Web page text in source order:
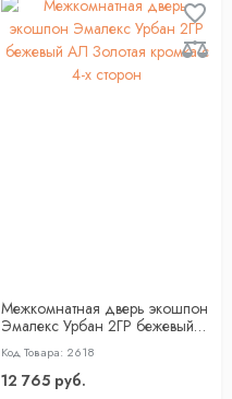
Межкомнатная дверь экошпон
Эмалекс Урбан 2ГР бежевый
АЛ Золотая кромка с 4-х
сторон
Код Товара: 2618
12 765 руб.